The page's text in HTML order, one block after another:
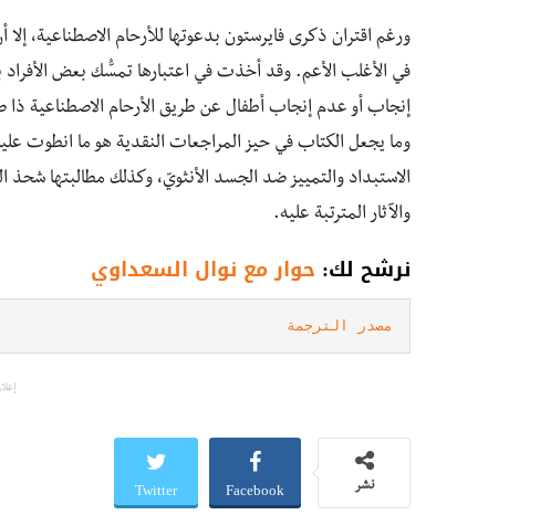
ورغم اقتران ذكرى فايرستون بدعوتها للأرحام الاصطناعية،
في الأغلب الأعم. وقد أخذت في اعتبارها تمسُّك بعض الأفراد
إنجاب أو عدم إنجاب أطفال عن طريق الأرحام الاصطناعية ذا
وما يجعل الكتاب في حيز المراجعات النقدية هو ما انطوت
الاستبداد والتمييز ضد الجسد الأنثويّ، وكذلك مطالبتها
والآثار المترتبة عليه.
نرشح لك: حوار مع نوال السعداوي
مصدر الترجمة
نشر Facebook
Twitter